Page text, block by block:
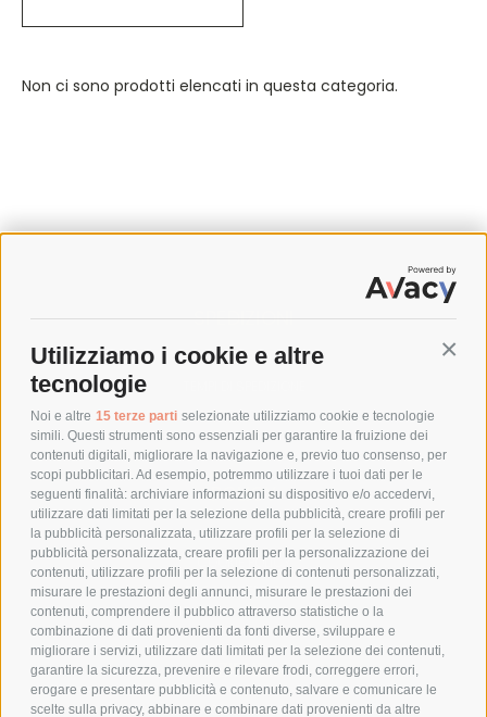
Utilizziamo i cookie e altre
tecnologie
Noi e altre 15 terze parti selezionate utilizziamo cookie e tecnologie
simili. Questi strumenti sono essenziali per garantire la fruizione dei
contenuti digitali, migliorare la navigazione e, previo tuo consenso, per
scopi pubblicitari. Ad esempio, potremmo utilizzare i tuoi dati per le
seguenti finalità: archiviare informazioni su dispositivo e/o accedervi,
utilizzare dati limitati per la selezione della pubblicità, creare profili per
la pubblicità personalizzata, utilizzare profili per la selezione di
pubblicità personalizzata, creare profili per la personalizzazione dei
contenuti, utilizzare profili per la selezione di contenuti personalizzati,
misurare le prestazioni degli annunci, misurare le prestazioni dei
contenuti, comprendere il pubblico attraverso statistiche o la
combinazione di dati provenienti da fonti diverse, sviluppare e
migliorare i servizi, utilizzare dati limitati per la selezione dei contenuti,
garantire la sicurezza, prevenire e rilevare frodi, correggere errori,
erogare e presentare pubblicità e contenuto, salvare e comunicare le
scelte sulla privacy, abbinare e combinare dati provenienti da altre
Non ci sono prodotti elencati in questa categoria.
SPEDIZIONI
COSTI DI SPEDIZIONE
POLITICA DI RESO
POLICY
PRIVACY POLICY
COOKIE POLICY
PAGAMENTI SICURI
AZIENDA
CHI SIAMO